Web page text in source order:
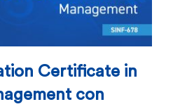
Certificate in
con